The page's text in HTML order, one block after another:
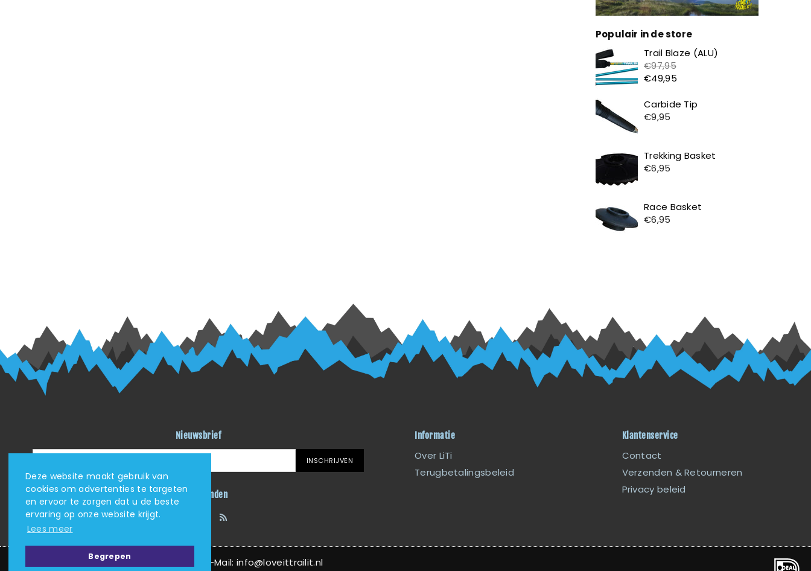
Deze website maakt gebruik van
cookies om advertenties te targeten
en ervoor te zorgen dat u de beste
ervaring op onze website krijgt.
Lees meer
Begrepen
Populair in de store
Trail Blaze (ALU)
€97,95
€49,95
Carbide Tip
€9,95
Trekking Basket
€6,95
Race Basket
€6,95
Nieuwsbrief
INSCHRIJVEN
Blijf verbonden
Instagram
YouTube
RSS
Informatie
Over LiTi
Terugbetalingsbeleid
Klantenservice
Contact
Verzenden & Retourneren
Privacy beleid
KVK: 62405705 | Tel: (+31) (0)625034408 | E-Mail: info@loveittrailit.nl